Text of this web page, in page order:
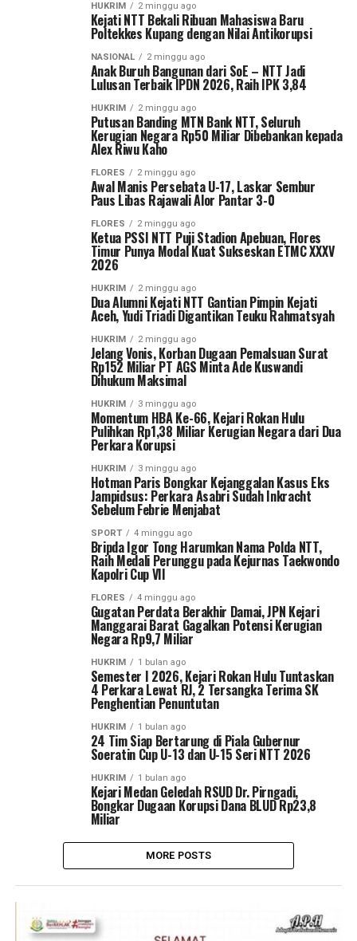
HUKRIM 2 minggu ago
Kejati NTT Bekali Ribuan Mahasiswa Baru
Poltekkes Kupang dengan Nilai Antikorupsi
NASIONAL 2 minggu ago
Anak Buruh Bangunan dari SoE – NTT Jadi
Lulusan Terbaik IPDN 2026, Raih IPK 3,84
HUKRIM 2 minggu ago
Putusan Banding MTN Bank NTT, Seluruh
Kerugian Negara Rp50 Miliar Dibebankan kepada
Alex Riwu Kaho
FLORES 2 minggu ago
Awal Manis Persebata U-17, Laskar Sembur
Paus Libas Rajawali Alor Pantar 3-0
FLORES 2 minggu ago
Ketua PSSI NTT Puji Stadion Apebuan, Flores
Timur Punya Modal Kuat Sukseskan ETMC XXXV
2026
HUKRIM 2 minggu ago
Dua Alumni Kejati NTT Gantian Pimpin Kejati
Aceh, Yudi Triadi Digantikan Teuku Rahmatsyah
HUKRIM 2 minggu ago
Jelang Vonis, Korban Dugaan Pemalsuan Surat
Rp152 Miliar PT AGS Minta Ade Kuswandi
Dihukum Maksimal
HUKRIM 3 minggu ago
Momentum HBA Ke-66, Kejari Rokan Hulu
Pulihkan Rp1,38 Miliar Kerugian Negara dari Dua
Perkara Korupsi
HUKRIM 3 minggu ago
Hotman Paris Bongkar Kejanggalan Kasus Eks
Jampidsus: Perkara Asabri Sudah Inkracht
Sebelum Febrie Menjabat
SPORT 4 minggu ago
Bripda Igor Tong Harumkan Nama Polda NTT,
Raih Medali Perunggu pada Kejurnas Taekwondo
Kapolri Cup VII
FLORES 4 minggu ago
Gugatan Perdata Berakhir Damai, JPN Kejari
Manggarai Barat Gagalkan Potensi Kerugian
Negara Rp9,7 Miliar
HUKRIM 1 bulan ago
Semester I 2026, Kejari Rokan Hulu Tuntaskan
4 Perkara Lewat RJ, 2 Tersangka Terima SK
Penghentian Penuntutan
HUKRIM 1 bulan ago
24 Tim Siap Bertarung di Piala Gubernur
Soeratin Cup U-13 dan U-15 Seri NTT 2026
HUKRIM 1 bulan ago
Kejari Medan Geledah RSUD Dr. Pirngadi,
Bongkar Dugaan Korupsi Dana BLUD Rp23,8
Miliar
MORE POSTS